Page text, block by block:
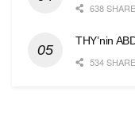
638
THY’nin
534